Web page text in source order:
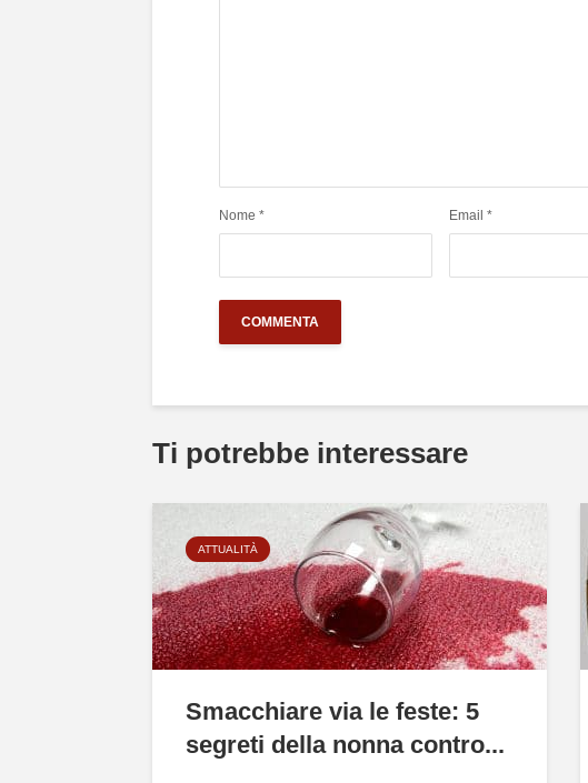
Nome * Email *
Ti potrebbe interessare
ATTUALITÀ
Smacchiare via le feste: 5
segreti della nonna contro...